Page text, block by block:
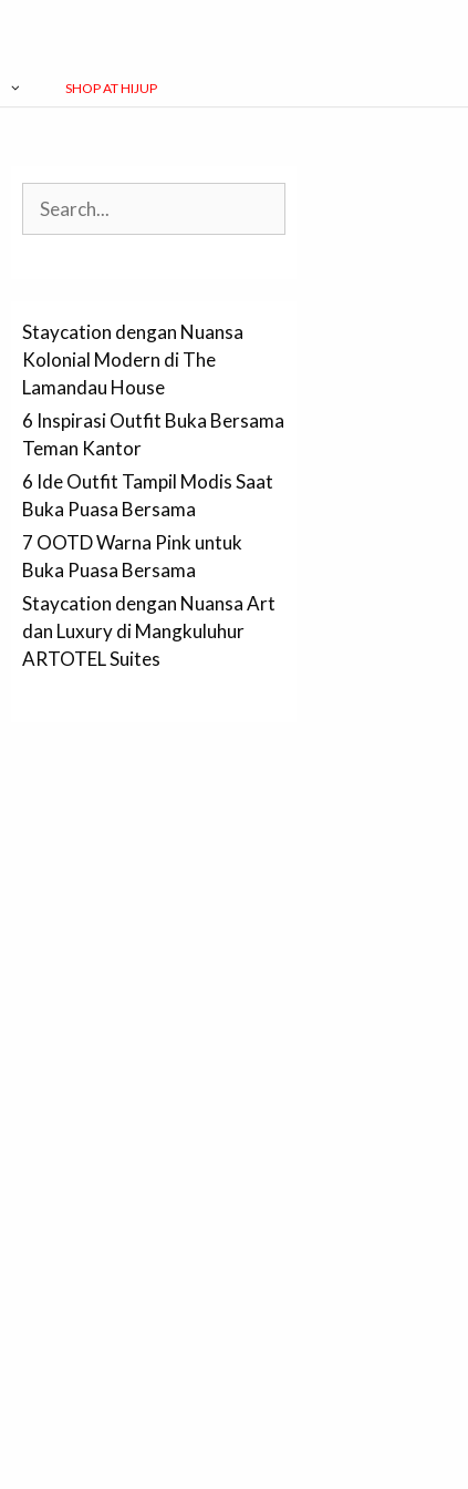
SHOP AT HIJUP
Staycation dengan Nuansa
Kolonial Modern di The
Lamandau House
6 Inspirasi Outfit Buka Bersama
Teman Kantor
6 Ide Outfit Tampil Modis Saat
Buka Puasa Bersama
7 OOTD Warna Pink untuk
Buka Puasa Bersama
Staycation dengan Nuansa Art
dan Luxury di Mangkuluhur
ARTOTEL Suites